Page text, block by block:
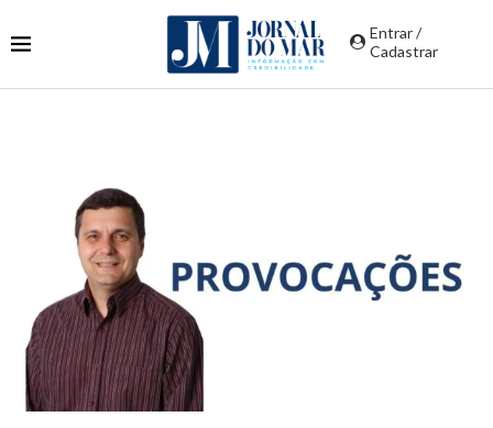
Entrar /
Cadastrar